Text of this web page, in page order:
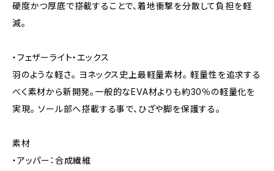
硬度かつ厚底で搭載することで、着地衝撃を分散して負担を軽
減。
・フェザーライト・エックス
羽のような軽さ。 ヨネックス史上最軽量素材。 軽量性を追求する
べく素材から新開発。一般的なEVA材よりも約30％の軽量化を
実現。 ソール部へ搭載する事で、ひざや脚を保護する。
素材
・アッパー：合成繊維